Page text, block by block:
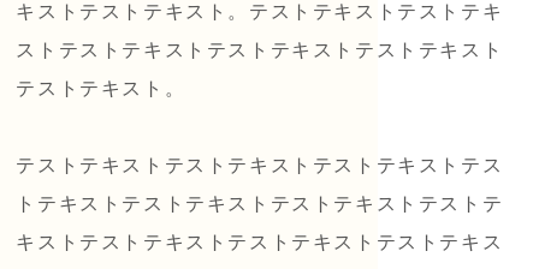
キストテストテキスト。テストテキストテストテキ
ストテストテキストテストテキストテストテキスト
テストテキスト。
テストテキストテストテキストテストテキストテス
トテキストテストテキストテストテキストテストテ
キストテストテキストテストテキストテストテキス